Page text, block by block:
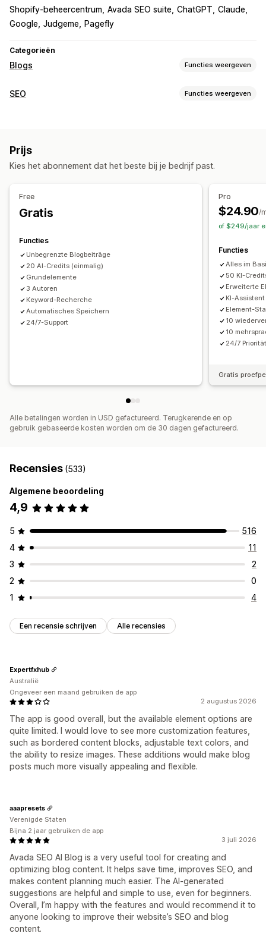
Shopify-beheercentrum Avada SEO suite ChatGPT Claude
Google Judgeme Pagefly
Categorieën
Blogs Functies weergeven
Contentontwikkeling
Inhoudsopgave
Trefwoordoptimalisatie
Alt-tags
SEO-analyse
URL-optimalisatie
Weergaveopties
Gerelateerde posts
Aangepaste branding
SEO Functies weergeven
Lazy loading
Broodkruimels Pagina-indexering Metatags
Schema's
URL-optimalisatie
Optimalisatie van metagegevens
Prestaties bijhouden
SEO-score Audits Inzichten en tips
Trefwoordanalyse
Linkanalyse
Prijs
Kies het abonnement dat het beste bij je bedrijf past.
Free
Gratis
Functies
Unbegrenzte Blogbeiträge
20 AI-Credits (einmalig)
Grundelemente
3 Autoren
Keyword-Recherche
Automatisches Speichern
24/7-Support
Pro
$24.90/
of $249/jaar
Functies
Alles im
50 KI-
Erweiterte
KI-Assistent
Element-
10
10
24/7
Gratis
Alle betalingen worden in USD gefactureerd. Terugkerende en op
gebruik gebaseerde kosten worden om de 30 dagen gefactureerd.
Recensies (533)
Algemene beoordeling
4,9
5
516
4
11
3
2
2
0
1
4
Een recensie schrijven Alle recensies
2 augustus 2026
The app is good overall, but the available element options are
quite limited. I would love to see more customization features,
such as bordered content blocks, adjustable text colors, and
the ability to resize images. These additions would make blog
posts much more visually appealing and flexible.
Expertfxhub
Australië
Ongeveer een maand gebruiken de app
3 juli 2026
Avada SEO AI Blog is a very useful tool for creating and
optimizing blog content. It helps save time, improves SEO, and
makes content planning much easier. The AI-generated
suggestions are helpful and simple to use, even for beginners.
Overall, I’m happy with the features and would recommend it to
anyone looking to improve their website’s SEO and blog
content.
aaapresets
Verenigde Staten
Bijna 2 jaar gebruiken de app